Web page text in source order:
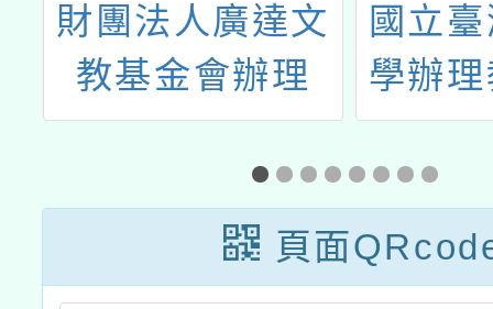
財團法人廣達文
教基金會辦理
「115學年度廣
達『設計學習』
計畫」徵件
國立
學辦
算思
「程
站
頁面